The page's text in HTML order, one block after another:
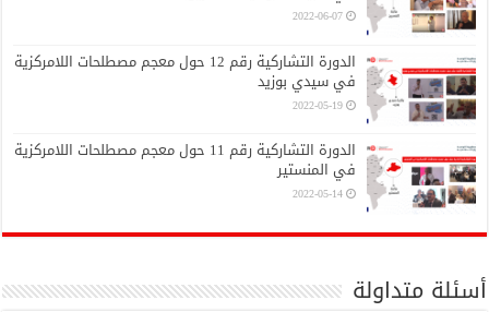
2022-06-07
الدورة التشاركية رقم 12 حول معجم مصطلحات اللامركزية
في سيدي بوزيد
2022-05-19
الدورة التشاركية رقم 11 حول معجم مصطلحات اللامركزية
في المنستير
2022-05-14
أسئلة متداولة